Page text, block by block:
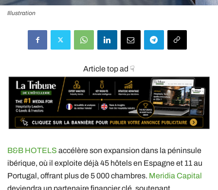
Illustration
Article top ad ☟
B&B HOTELS accélère son expansion dans la péninsule
ibérique, où il exploite déjà 45 hôtels en Espagne et 11 au
Portugal, offrant plus de 5 000 chambres. Meridia Capital